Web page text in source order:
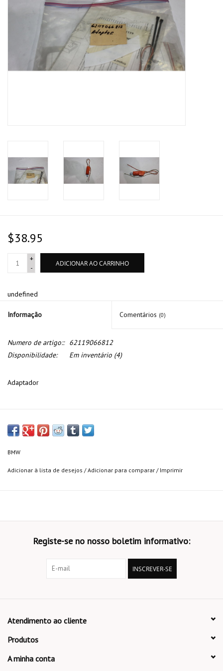
$38.95
+
-
ADICIONAR AO CARRINHO
undefined
Informação Comentários (0)
Numero de artigo::
62119066812
Disponibilidade:
Em inventário (4)
Adaptador
BMW
Adicionar à lista de desejos /Adicionar para comparar / Imprimir
Registe-se no nosso boletim informativo:
INSCREVER-SE
Atendimento ao cliente
Produtos
A minha conta